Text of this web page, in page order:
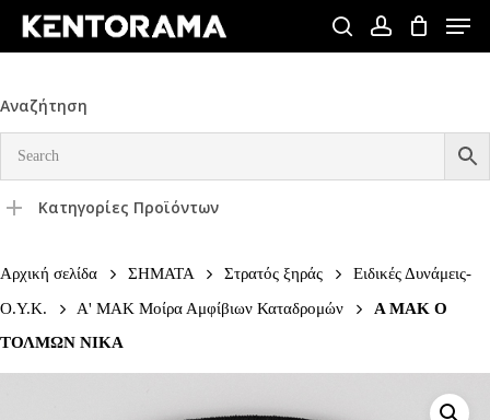
Skip
content
searchaccount
Menu
Αναζήτηση
Κατηγορίες Προϊόντων
Αρχική σελίδα ΣΗΜΑΤΑ Στρατός ξηράς
Ειδικές Δυνάμεις-
Ο.Υ.Κ.
Α' ΜΑΚ Μοίρα Αμφίβιων Καταδρομών
Α ΜΑΚ Ο
ΤΟΛΜΩΝ ΝΙΚΑ